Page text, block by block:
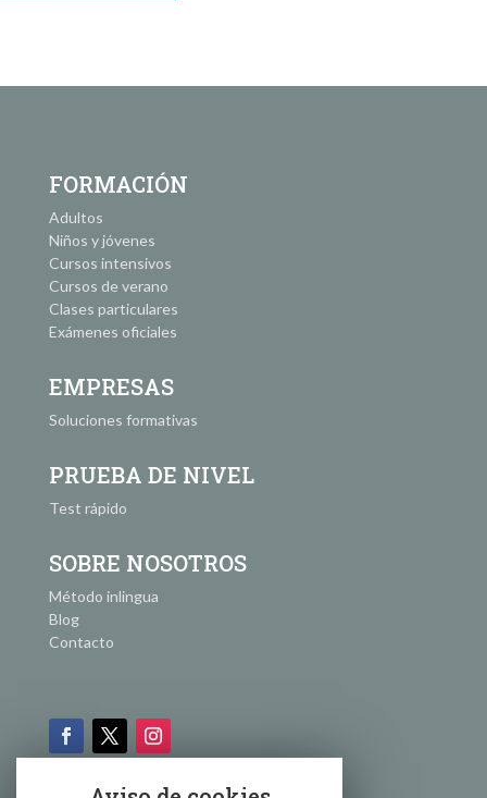
FORMACIÓN
Adultos
Niños y jóvenes
Cursos intensivos
Cursos de verano
Clases particulares
Exámenes oficiales
EMPRESAS
Soluciones formativas
PRUEBA DE NIVEL
Test rápido
SOBRE NOSOTROS
Método inlingua
Blog
Contacto